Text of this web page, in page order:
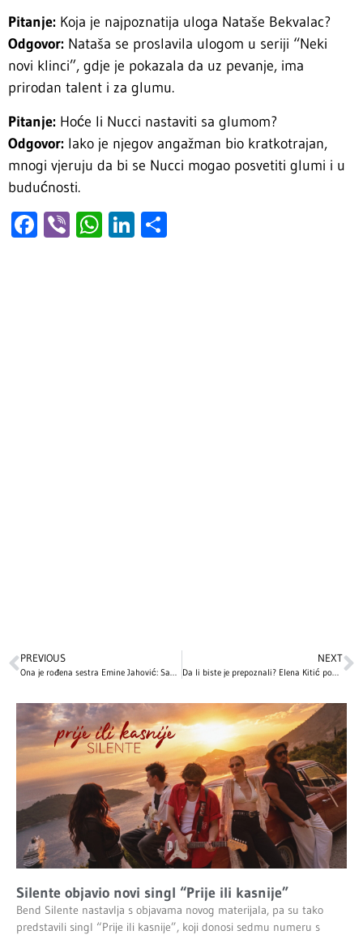
Pitanje: Koja je najpoznatija uloga Nataše Bekvalac?
Odgovor: Nataša se proslavila ulogom u seriji “Neki
novi klinci”, gdje je pokazala da uz pevanje, ima
prirodan talent i za glumu.
Pitanje: Hoće li Nucci nastaviti sa glumom?
Odgovor: Iako je njegov angažman bio kratkotrajan,
mnogi vjeruju da bi se Nucci mogao posvetiti glumi i u
budućnosti.
Facebook
ViberWhatsApp
LinkedIn
PREVIOUS NEXT
Da li biste je prepoznali? Elena Kitić pokazala kako je izgledala u detinjstvu
Silente objavio novi singl “Prije ili kasnije”
Bend Silente nastavlja s objavama novog materijala, pa su tako
predstavili singl “Prije ili kasnije”, koji donosi sedmu numeru s